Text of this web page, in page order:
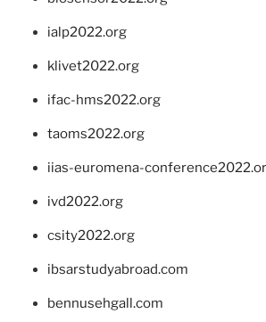
ialp2022.org
klivet2022.org
ifac-hms2022.org
taoms2022.org
iias-euromena-
ivd2022.org
csity2022.org
ibsarstudyabroad.com
bennusehgall.com